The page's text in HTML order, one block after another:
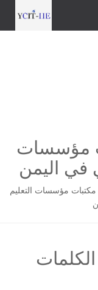
مؤسسات
في اليمن
مؤسسات التعليم